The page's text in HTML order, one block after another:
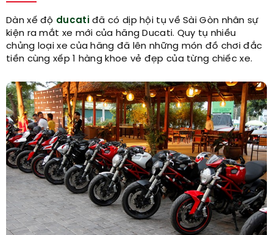
Dàn xế độ ducatiđã có dịp hội tụ về Sài Gòn nhân sự
kiện ra mắt xe mới của hãng Ducati. Quy tụ nhiều
chủng loại xe của hãng đã lên những món đồ chơi đắc
tiền cùng xếp 1 hàng khoe vẻ đẹp của từng chiếc xe.